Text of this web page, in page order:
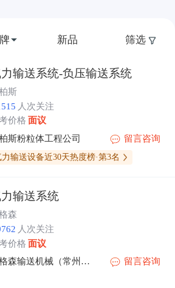
新品 筛选
输送系统-负压输送系统
斯
人次关注
价格 面议
斯粉粒体工程公司
留言咨询
力输送设备近30天热度榜·第3名
输送系统
森
人次关注
价格 面议
弗格森输送机械（常州）有限公司
留言咨询